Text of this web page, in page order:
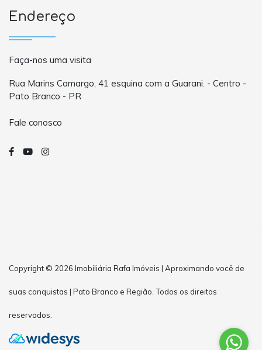
Endereço
Faça-nos uma visita
Rua Marins Camargo, 41 esquina com a Guarani. - Centro -
Pato Branco - PR
Fale conosco
Copyright © 2026 Imobiliária Rafa Imóveis | Aproximando você de
suas conquistas | Pato Branco e Região. Todos os direitos
reservados.